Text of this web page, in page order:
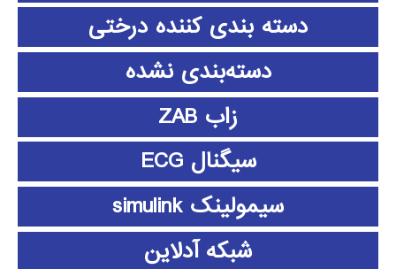
دسته بندی کننده درختی
دسته‌بندی نشده
زاب ZAB
سیگنال ECG
سیمولینک simulink
شبکه آدلاین